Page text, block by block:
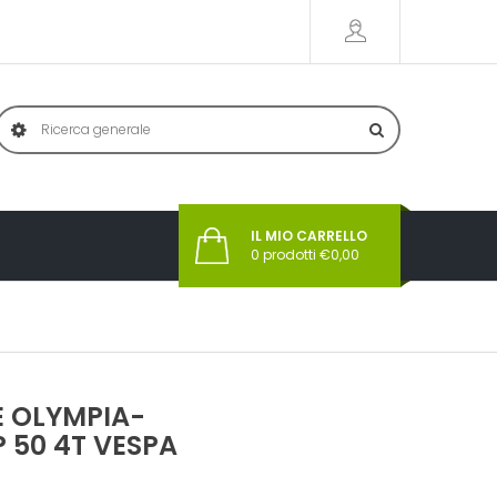
IL MIO CARRELLO
0 prodotti €0,00
OLYMPIA-
50 4T VESPA